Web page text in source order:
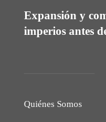
Expansión y
imperios antes
Quiénes Somos